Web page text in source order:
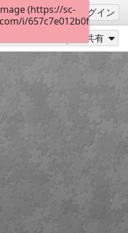
サインアップ ログイン
media) 20
でプレイ 共有
(https://sc-
i/